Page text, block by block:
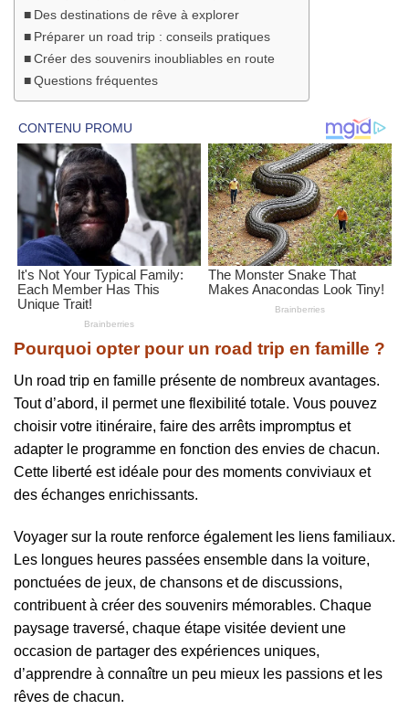
Des destinations de rêve à explorer
Préparer un road trip : conseils pratiques
Créer des souvenirs inoubliables en route
Questions fréquentes
Pourquoi opter pour un road trip en famille ?
Un road trip en famille présente de nombreux avantages.
Tout d’abord, il permet une flexibilité totale. Vous pouvez
choisir votre itinéraire, faire des arrêts impromptus et
adapter le programme en fonction des envies de chacun.
Cette liberté est idéale pour des moments conviviaux et
des échanges enrichissants.
Voyager sur la route renforce également les liens familiaux.
Les longues heures passées ensemble dans la voiture,
ponctuées de jeux, de chansons et de discussions,
contribuent à créer des souvenirs mémorables. Chaque
paysage traversé, chaque étape visitée devient une
occasion de partager des expériences uniques,
d’apprendre à connaître un peu mieux les passions et les
rêves de chacun.